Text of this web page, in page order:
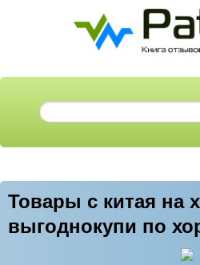
Товары с китая на
выгоднокупи по